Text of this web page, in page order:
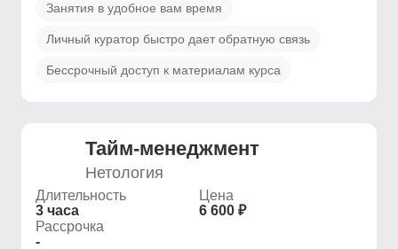
Занятия в удобное вам время
Личный куратор быстро дает обратную связь
Бессрочный доступ к материалам курса
Тайм-менеджмент
Нетология
Длительность
3 часа
Цена
6 600 ₽
Рассрочка
-